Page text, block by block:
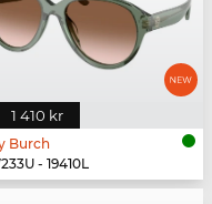
1 410 kr
Burch
- 19410L